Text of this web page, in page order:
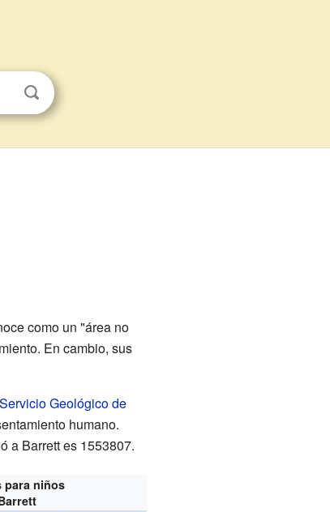
como un "área no
En cambio, sus
Servicio Geológico de
humano.
a Barrett es 1553807.
para niños